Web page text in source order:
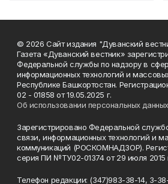
© 2026 Сайт издания "Дуванский
Газета «Дуванский вестник»
Федеральной службы по надзору в
информационных технологий и
Республике Башкортостан.
02 - 01858 от 19.05.2025 г.
Об использовании персональных данных
Зарегистрировано Федеральной
связи, информационных технологий и
коммуникаций (РОСКОМНАДЗОР).
серия ПИ №ТУ02-01374 от 29 июля 2015
Телефон редакции: (347)983-38-14, 3-38-